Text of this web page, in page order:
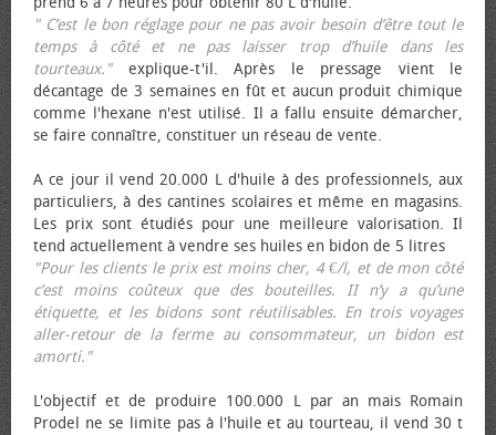
" C’est le bon réglage pour ne pas avoir besoin d’être tout le
temps à côté et ne pas laisser trop d’huile dans les
tourteaux."explique-t'il. Après le pressage vient le
décantage de 3 semaines en fût et aucun produit chimique
comme l'hexane n'est utilisé. Il a fallu ensuite démarcher,
se faire connaître, constituer un réseau de vente.
A ce jour il vend 20.000 L d'huile à des professionnels, aux
particuliers, à des cantines scolaires et même en magasins.
Les prix sont étudiés pour une meilleure valorisation. Il
tend actuellement à vendre ses huiles en bidon de 5 litres
"Pour les clients le prix est moins cher, 4 €/l, et de mon côté
c’est moins coûteux que des bouteilles. II n’y a qu’une
étiquette, et les bidons sont réutilisables. En trois voyages
aller-retour de la ferme au consommateur, un bidon est
amorti."
L'objectif et de produire 100.000 L par an mais Romain
Prodel ne se limite pas à l'huile et au tourteau, il vend 30 t